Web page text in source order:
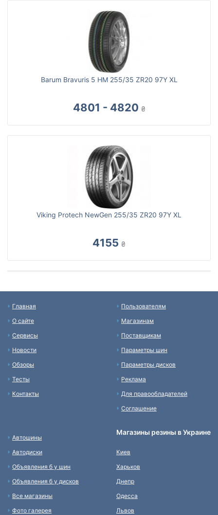
Barum Bravuris 5 HM 255/35 ZR20 97Y XL
4801 - 4820 ₴
Viking Protech NewGen 255/35 ZR20 97Y XL
4155 ₴
Главная
О сайте
Сервисы
Новости
Обзоры
Тесты
Контакты
Пользователям
Магазинам
Поставщикам
Параметры шин
Параметры дисков
Реклама
Для правообладателей
Соглашение
Автошины
Автодиски
Объявления б у шин
Объявления б у дисков
Все магазины
Фото галерея
Магазины резины в Украине
Киев
Харьков
Днепр
Одесса
Львов